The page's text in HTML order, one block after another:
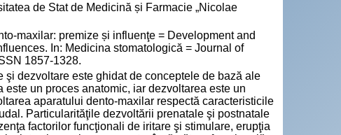
de Stat de Medicină și Farmacie „Nicolae
maxilar: premize și influenţe = Development and
In: Medicina stomatologică = Journal of
1857-1328.
dezvoltare este ghidat de conceptele de bază ale
un proces anatomic, iar dezvoltarea este un
aparatului dento-maxilar respectă caracteristicile
Particularităţile dezvoltării prenatale şi postnatale
factorilor funcţionali de iritare şi stimulare, erupţia